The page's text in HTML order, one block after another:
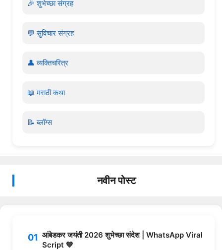
🎉 शुभेच्छा संग्रह
💬 सुविचार संग्रह
👤 व्यक्तिचरित्र
📖 मराठी कथा
📝 ब्लॉग्स
नवीन पोस्ट
आंबेडकर जयंती 2026 शुभेच्छा संदेश | WhatsApp Viral
Script 💙